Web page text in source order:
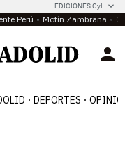
EDICIONES CyL
Perú Motín Zambrana
DEPORTES